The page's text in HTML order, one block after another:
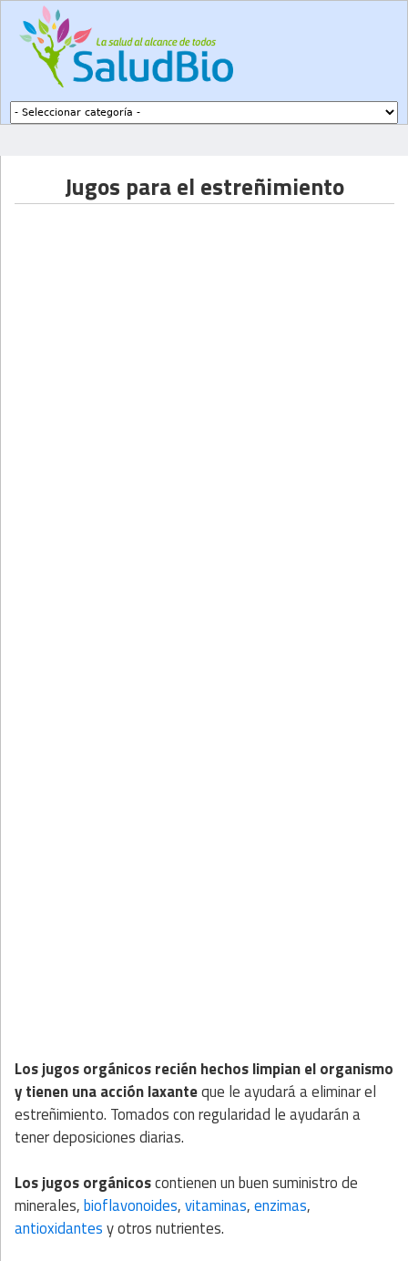
Jugos para el estreñimiento
Los jugos orgánicos recién hechos limpian el organismo
y tienen una acción laxanteque le ayudará a eliminar el
estreñimiento. Tomados con regularidad le ayudarán a
tener deposiciones diarias.
Los jugos orgánicoscontienen un buen suministro de
minerales,bioflavonoides,vitaminas,enzimas,
antioxidantesy otros nutrientes.